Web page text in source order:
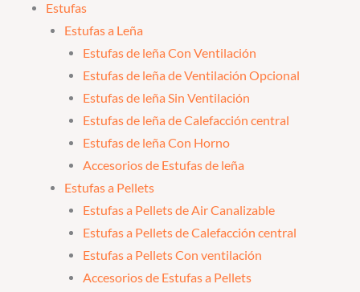
Estufas
Estufas a Leña
Estufas de leña Con Ventilación
Estufas de leña de Ventilación Opcional
Estufas de leña Sin Ventilación
Estufas de leña de Calefacción central
Estufas de leña Con Horno
Accesorios de Estufas de leña
Estufas a Pellets
Estufas a Pellets de Air Canalizable
Estufas a Pellets de Calefacción central
Estufas a Pellets Con ventilación
Accesorios de Estufas a Pellets